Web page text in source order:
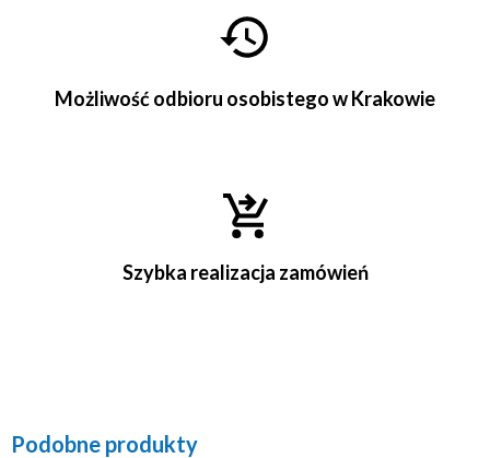
Możliwość odbioru osobistego w Krakowie
Szybka realizacja zamówień
Podobne produkty